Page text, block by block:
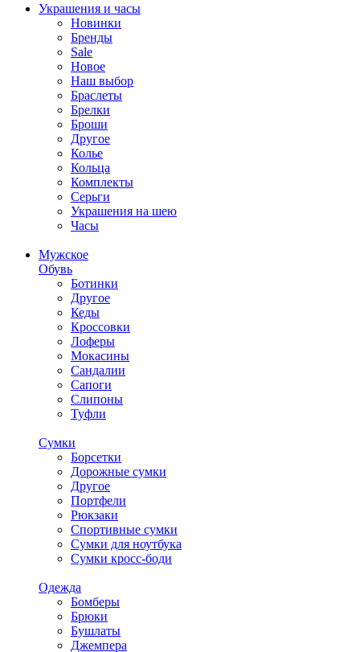
Украшения и часы
Новинки
Бренды
Sale
Новое
Наш выбор
Браслеты
Брелки
Броши
Другое
Колье
Кольца
Комплекты
Серьги
Украшения на шею
Часы
Мужское
Обувь
Ботинки
Другое
Кеды
Кроссовки
Лоферы
Мокасины
Сандалии
Сапоги
Слипоны
Туфли
Сумки
Борсетки
Дорожные сумки
Другое
Портфели
Рюкзаки
Спортивные сумки
Сумки для ноутбука
Сумки кросс-боди
Одежда
Бомберы
Брюки
Бушлаты
Джемпера